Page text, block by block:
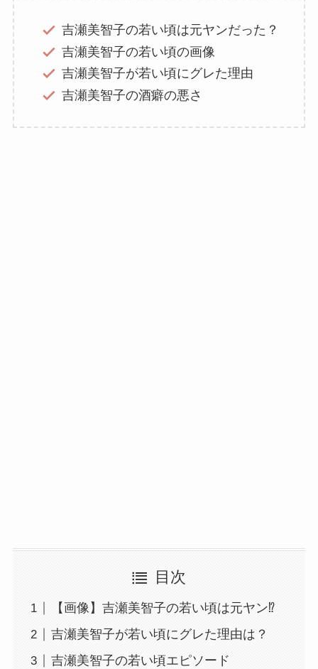
吉瀬美智子の若い頃は元ヤンだった？
吉瀬美智子の若い頃の画像
吉瀬美智子が若い頃にグレた理由
吉瀬美智子の酒癖の悪さ
目次
【画像】吉瀬美智子の若い頃は元ヤン⁉︎
吉瀬美智子が若い頃にグレた理由は？
吉瀬美智子の若い頃エピソード